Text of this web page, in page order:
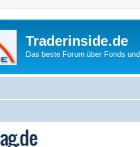
Traderinside.de
Das beste Forum über Fonds